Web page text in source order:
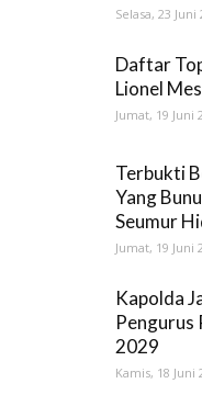
Selasa, 23 Juni
Daftar
Lionel
Jumat, 19 Juni
Terbukti
Yang
Seumur
Jumat, 19 Juni
Kapolda
Pengurus
2029
Kamis, 18 Juni